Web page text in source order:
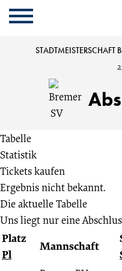
Cookie
Einstellungen
Zum
Inhalt
Cookie
Einstellungen
Kopfbereich
MENU
Bremer
SV
Hemelingen
:
Spieltag
STADTMEISTERSCHAFT
Tabelle
Statistik
Tickets kaufen
Ergebnis nicht bekannt.
Die aktuelle Tabelle
Uns liegt nur eine
Platz
Pl
Mannschaft